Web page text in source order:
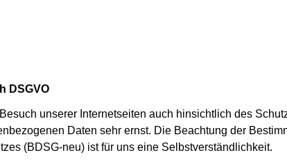
DSGVO
unserer Internetseiten auch hinsichtlich des
Daten sehr ernst. Die Beachtung der
(BDSG-neu) ist für uns eine Selbstverständlichkeit.